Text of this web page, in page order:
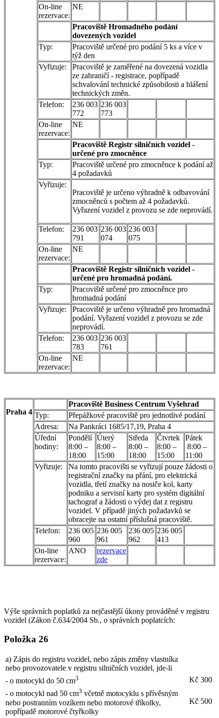
On-line
rezervace:
NE
Pracoviště Hromadného podání
dovezených vozidel
Typ:
Pracoviště určené pro podání 5 ks a více v
týž den
Vyřizuje:
Pracoviště je zaměřené na dovezená vozidla
ze zahraničí - registrace, popřípadě
schvalování technické způsobilosti a hlášení
technických změn.
Telefon:
236 003
772
236 003
773
On-line
rezervace:
NE
Pracoviště Registr silničních vozidel -
určené pro zmocněnce
Typ:
Pracoviště určené pro zmocněnce k podání až
4 požadavků
Vyřizuje:
Pracoviště je určeno výhradně k odbavování
zmocněnců s počtem až 4 požadavků.
Vyřazení vozidel z provozu se zde neprovádí.
Telefon:
236 003
791
236 003
074
236 003
075
On-line
rezervace:
NE
Pracoviště Registr silničních vozidel -
určené pro hromadná podání.
Typ:
Pracoviště určené pro zmocněnce pro
hromadná podání
Vyřizuje:
Pracoviště je určeno výhradně pro hromadná
podání. Vyřazení vozidel z provozu se zde
neprovádí.
Telefon:
236 003
783
236 003
761
On-line
rezervace:
NE
Praha 4
Pracoviště Business Centrum Vyšehrad
Typ:
Přepážkové pracoviště pro jednotlivé podání
Adresa:
Na Pankráci 1685/17,19, Praha 4
Úřední
hodiny:
Pondělí
8:00 –
18:00
Úterý
8:00 –
15:00
Středa
8:00 –
18:00
Čtvrtek
8:00 –
15:00
Pátek
8:00 –
11:00
Vyřizuje:
Na tomto pracovišti se vyřizují pouze žádosti o
registrační značky na přání, pro elektrická
vozidla, třetí značky na nosiče kol, karty
podniku a servisní karty pro systém digitální
tachograf a žádosti o výdej dat z registru
vozidel. V případě jiných požadavků se
obracejte na ostatní příslušná pracoviště.
Telefon:
236 005
960
236 005
961
236 005
962
236 005
413
On-line
rezervace:
ANO
rezervace
zde
Výše správních poplatků za nejčastější úkony prováděné v registru
vozidel (Zákon č.634/2004 Sb., o správních poplatcích:
Položka 26
a) Zápis do registru vozidel, nebo zápis změny vlastníka
nebo provozovatele v registru silničních vozidel, jde-li
- o motocykl do 50 cm3 Kč 300
- o motocykl nad 50 cm3 včetně motocyklu s přívěsným
nebo postranním vozíkem nebo motorové tříkolky,
popřípadě motorové čtyřkolky
Kč 500